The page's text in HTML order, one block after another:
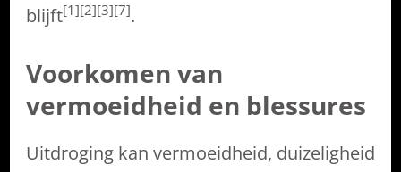
blijft[1][2][3][7].
Voorkomen van
vermoeidheid en blessures
Uitdroging kan vermoeidheid, duizeligheid